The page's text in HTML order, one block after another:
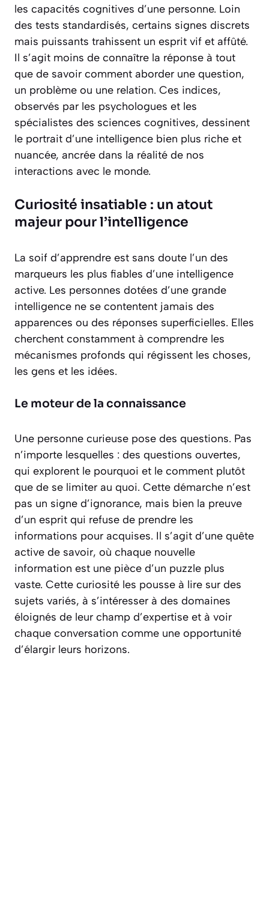
les capacités cognitives d’une personne. Loin
des tests standardisés, certains signes discrets
mais puissants trahissent un esprit vif et affûté.
Il s’agit moins de connaître la réponse à tout
que de savoir comment aborder une question,
un problème ou une relation. Ces indices,
observés par les psychologues et les
spécialistes des sciences cognitives, dessinent
le portrait d’une intelligence bien plus riche et
nuancée, ancrée dans la réalité de nos
interactions avec le monde.
Curiosité insatiable : un atout
majeur pour l’intelligence
La soif d’apprendre est sans doute l’un des
marqueurs les plus fiables d’une intelligence
active. Les personnes dotées d’une grande
intelligence ne se contentent jamais des
apparences ou des réponses superficielles. Elles
cherchent constamment à comprendre les
mécanismes profonds qui régissent les choses,
les gens et les idées.
Le moteur de la connaissance
Une personne curieuse pose des questions. Pas
n’importe lesquelles : des questions ouvertes,
qui explorent le pourquoi et le comment plutôt
que de se limiter au quoi. Cette démarche n’est
pas un signe d’ignorance, mais bien la preuve
d’un esprit qui refuse de prendre les
informations pour acquises. Il s’agit d’une quête
active de savoir, où chaque nouvelle
information est une pièce d’un puzzle plus
vaste. Cette curiosité les pousse à lire sur des
sujets variés, à s’intéresser à des domaines
éloignés de leur champ d’expertise et à voir
chaque conversation comme une opportunité
d’élargir leurs horizons.